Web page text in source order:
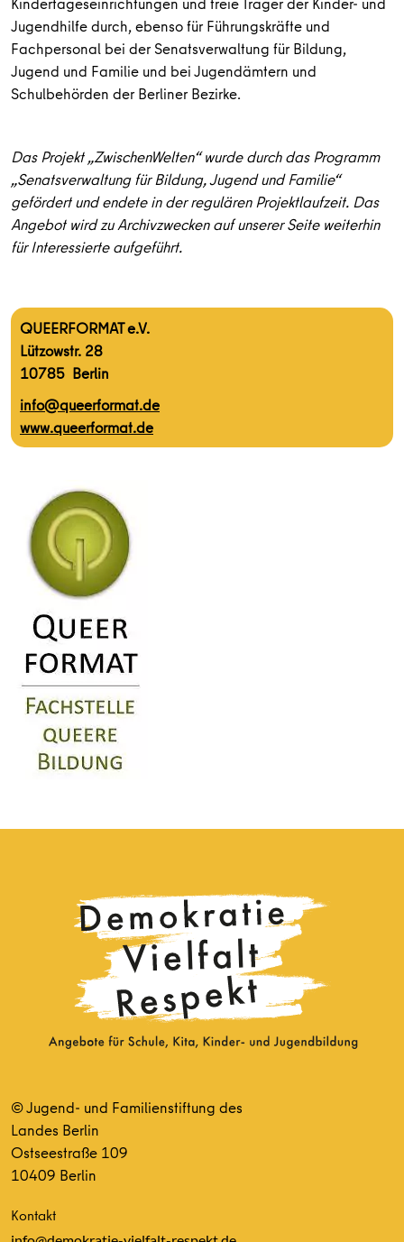
Jugendhilfe durch, ebenso für Führungskräfte und
Fachpersonal bei der Senatsverwaltung für Bildung,
Jugend und Familie und bei Jugendämtern und
Schulbehörden der Berliner Bezirke.
Das Projekt „ZwischenWelten“ wurde durch das Programm
„Senatsverwaltung für Bildung, Jugend und Familie“
gefördert und endete in der regulären Projektlaufzeit. Das
Angebot wird zu Archivzwecken auf unserer Seite weiterhin
für Interessierte aufgeführt.
QUEERFORMAT e.V.
Lützowstr. 28
10785 Berlin
info@queerformat.de
www.queerformat.de
© Jugend- und Familienstiftung des
Landes Berlin
Ostseestraße 109
10409 Berlin
Kontakt